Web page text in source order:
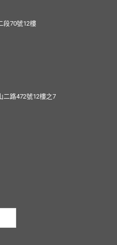
段70號12樓
二路472號12樓之7